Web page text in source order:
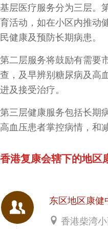
基层医疗服务分为三层。
育活动，如在小区内推动
民健康及预防长期病患。
第二层服务将鼓励有需要
查，及早辨别糖尿病及高
进及接受治疗。
第三层健康服务包括长期
高血压患者掌控病情，和
香港复康会辖下的地区
东区地区康健
香港柴湾